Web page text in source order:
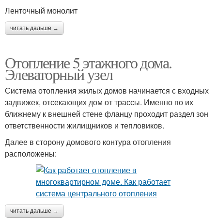
Ленточный монолит
читать дальше →
Отопление 5 этажного дома.
Элеваторный узел
Система отопления жилых домов начинается с входных
задвижек, отсекающих дом от трассы. Именно по их
ближнему к внешней стене фланцу проходит раздел зон
ответственности жилищников и тепловиков.
Далее в сторону домового контура отопления
расположены:
читать дальше →